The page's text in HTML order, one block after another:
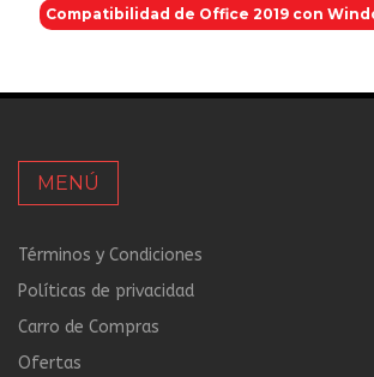
Compatibilidad de Office 2019 con
MENÚ
Términos y Condiciones
Políticas de privacidad
Carro de Compras
Ofertas